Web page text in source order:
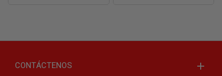
CONTÁCTENOS